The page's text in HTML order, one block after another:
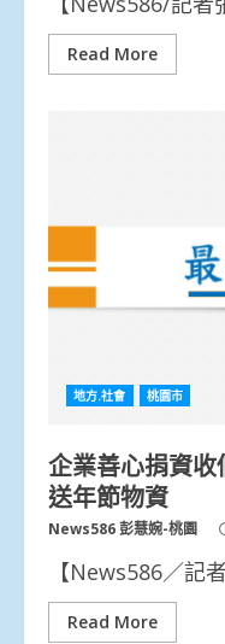
Read More
地方.社會 桃園市
企業善心捐資
送年節物資
News586 彭慧婉-桃園
【News586／記
Read More